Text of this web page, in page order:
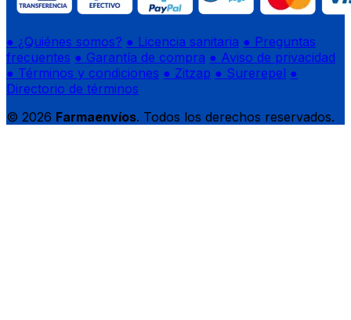
● ¿Quiénes somos? ● Licencia sanitaria ● Preguntas
frecuentes ● Garantía de compra ● Aviso de privacidad
● Términos y condiciones ● Zitzap ● Surerepel ●
Directorio de términos
© 2026 Farmaenvíos. Todos los derechos reservados.